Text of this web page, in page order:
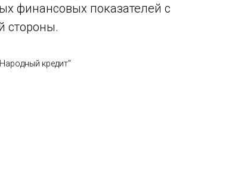
финансовых показателей с
стороны.
кредит"